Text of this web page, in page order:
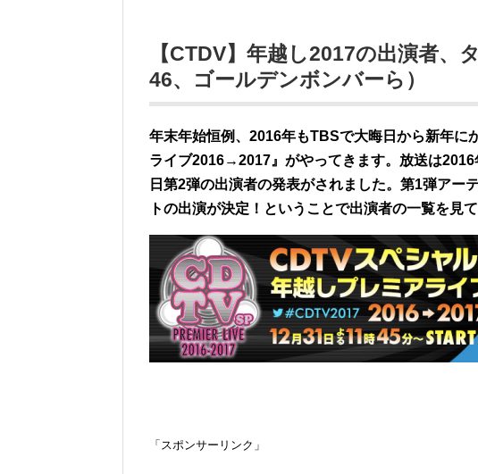
【CTDV】年越し2017の出演者、
46、ゴールデンボンバーら）
年末年始恒例、2016年もTBSで大晦日から新年に
ライブ2016→2017』がやってきます。放送は
日第2弾の出演者の発表がされました。第1弾アー
トの出演が決定！ということで出演者の一覧を見
「スポンサーリンク」